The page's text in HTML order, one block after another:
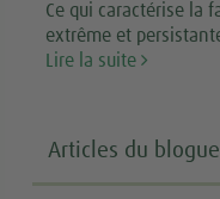
Ce qui caractérise la
extrême et
Lire la suite
Articles du blogue